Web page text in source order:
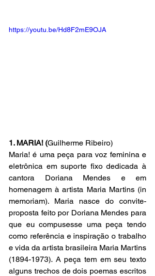
https://youtu.be/Hd8F2mE9OJA
1. MARIA! (Guilherme Ribeiro)
Maria! é uma peça para voz feminina e
eletrônica em suporte fixo dedicada à
cantora Doriana Mendes e em
homenagem à artista Maria Martins (in
memoriam). Maria nasce do convite-
proposta feito por Doriana Mendes para
que eu compusesse uma peça tendo
como referência e inspiração o trabalho
e vida da artista brasileira Maria Martins
(1894-1973). A peça tem em seu texto
alguns trechos de dois poemas escritos